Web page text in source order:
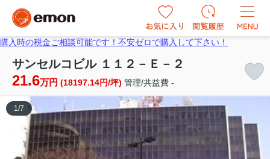
購入時の税金ご相談可能です！不安ゼロで購入して下さい！
サンセルコビル １１２－Ｅ－２
21.6万円 (18197.14円/坪) 管理/共益費 -
1 /7